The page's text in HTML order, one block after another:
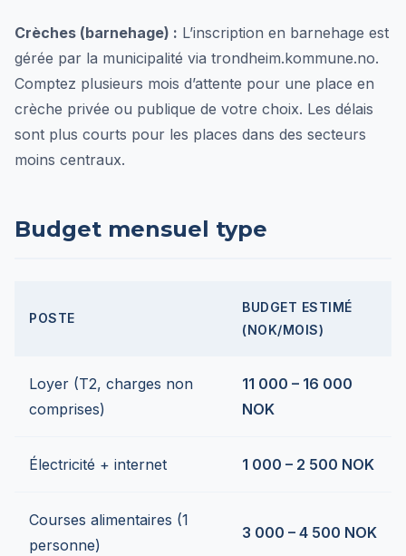
Crèches (barnehage) : L’inscription en barnehage est
gérée par la municipalité via trondheim.kommune.no.
Comptez plusieurs mois d’attente pour une place en
crèche privée ou publique de votre choix. Les délais
sont plus courts pour les places dans des secteurs
moins centraux.
Budget mensuel type
POSTE
BUDGET ESTIMÉ
(NOK/MOIS)
Loyer (T2, charges non
comprises)
11 000 – 16 000
NOK
Électricité + internet 1 000 – 2 500 NOK
Courses alimentaires (1
personne)
3 000 – 4 500 NOK